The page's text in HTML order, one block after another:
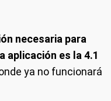
necesaria para
aplicación es la 4.1
ya no funcionará